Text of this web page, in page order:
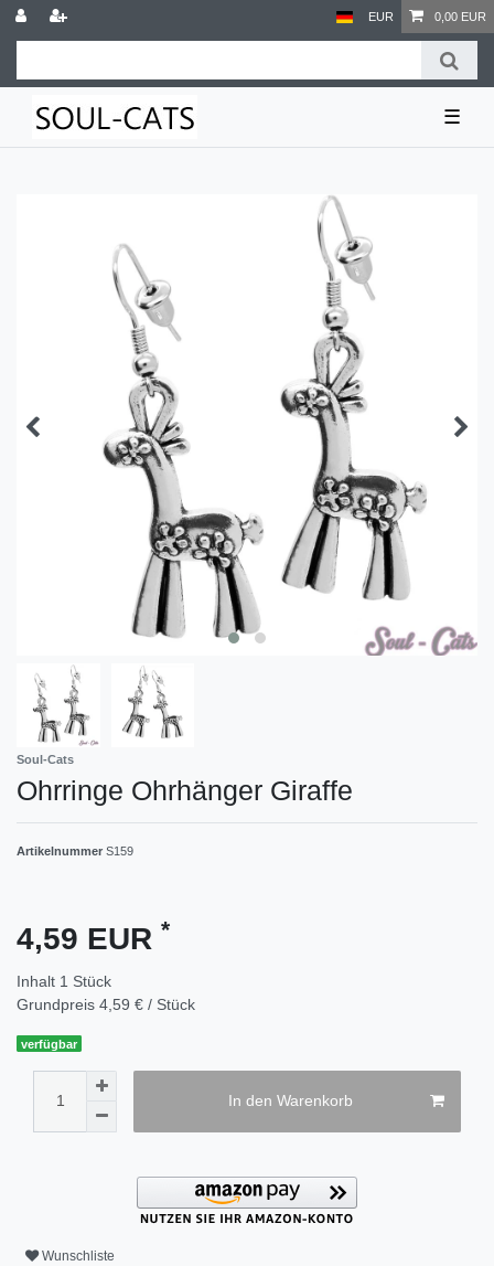
EUR 0,00 EUR
☰
Soul-Cats
Ohrringe Ohrhänger Giraffe
Artikelnummer S159
4,59 EUR *
Inhalt 1 Stück
Grundpreis 4,59 € / Stück
verfügbar
In den Warenkorb
Wunschliste